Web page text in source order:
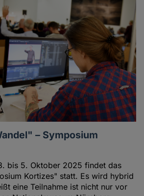
– Symposium
bis 5. Oktober 2025 findet das
Kortizes" statt. Es wird hybrid
eine Teilnahme ist nicht nur vor